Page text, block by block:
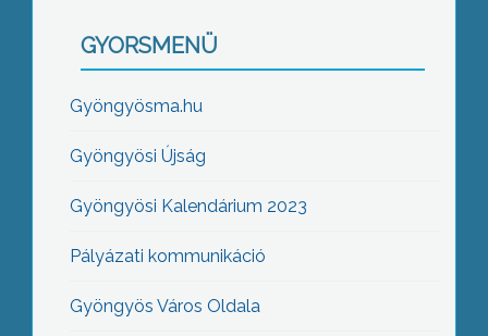
GYORSMENÜ
Gyöngyösma.hu
Gyöngyösi Újság
Gyöngyösi Kalendárium 2023
Pályázati kommunikáció
Gyöngyös Város Oldala